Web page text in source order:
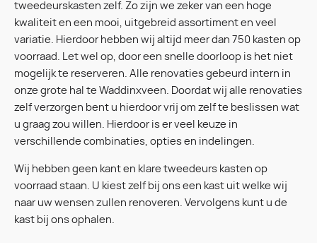
tweedeurskasten zelf. Zo zijn we zeker van een hoge
kwaliteit en een mooi, uitgebreid assortiment en veel
variatie. Hierdoor hebben wij altijd meer dan 750 kasten op
voorraad. Let wel op, door een snelle doorloop is het niet
mogelijk te reserveren. Alle renovaties gebeurd intern in
onze grote hal te Waddinxveen. Doordat wij alle renovaties
zelf verzorgen bent u hierdoor vrij om zelf te beslissen wat
u graag zou willen. Hierdoor is er veel keuze in
verschillende combinaties, opties en indelingen.
Wij hebben geen kant en klare tweedeurs kasten op
voorraad staan. U kiest zelf bij ons een kast uit welke wij
naar uw wensen zullen renoveren. Vervolgens kunt u de
kast bij ons ophalen.